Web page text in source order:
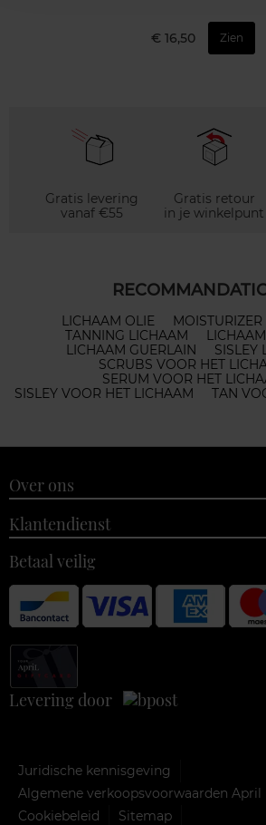
€ 16,50 Zien
Gratis levering
vanaf €55
Gratis retour
in je winkelpunt
LICHAAM OLIE
TANNING LICHAAM
LICHAAM GUERLAIN
SISLEY
SCRUBS VOOR HET
SERUM VOOR HET
SISLEY VOOR HET LICHAAM
TAN
Over ons
Klantendienst
Betaal veilig
Levering door
Juridische kennisgeving
Algemene verkoopsvoorwaarden April
Cookiebeleid
Sitemap